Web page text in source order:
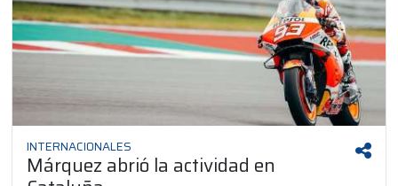
INTERNACIONALES
Márquez abrió la actividad en